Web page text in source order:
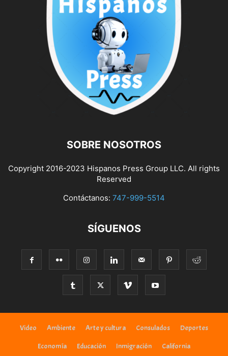
SOBRE NOSOTROS
Copyright 2016-2023 Hispanos Press Group LLC. All rights
Reserved
Contáctanos: 747-999-5514
SÍGUENOS
Video Ambiente Arte y cultura Consulados Deportes
Economía Educación Inmigración California